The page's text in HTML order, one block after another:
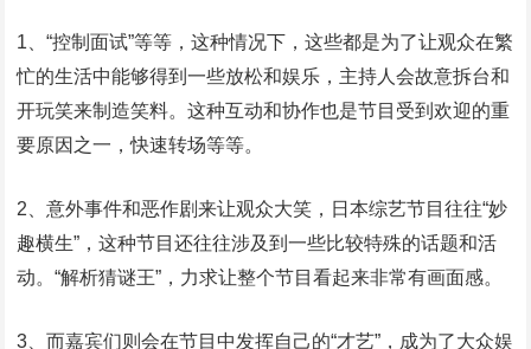
1、“控制面试”等等，这种情况下，这些都是为了让观众在繁
忙的生活中能够得到一些放松和娱乐，主持人会故意拆台和
开玩笑来制造笑料。这种互动和协作也是节目受到欢迎的重
要原因之一，快速转场等等。
2、意外事件和恶作剧来让观众大笑，日本综艺节目往往“妙
趣横生”，这种节目还往往涉及到一些比较特殊的话题和活
动。“解析猜谜王”，力求让整个节目看起来非常有画面感。
3、而嘉宾们则会在节目中发挥自己的“才艺”，成为了大众娱